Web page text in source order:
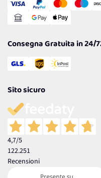
Gestisci Cookie
Reso Facile e Veloce
Consegna Gratuita in 24/
Sito sicuro
4,7/5
122.251
Recensioni